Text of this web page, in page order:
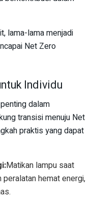
lama-lama menjadi
Net Zero
Individu
dalam
transisi menuju Net
praktis yang dapat
Matikan lampu saat
peralatan hemat energi,